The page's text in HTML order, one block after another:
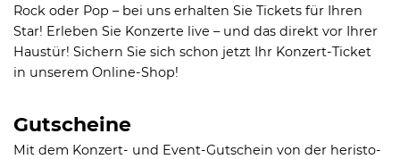
Rock oder Pop – bei uns erhalten Sie Tickets für Ihren
Star! Erleben Sie Konzerte live – und das direkt vor Ihrer
Haustür! Sichern Sie sich schon jetzt Ihr Konzert-Ticket
in unserem Online-Shop!
Gutscheine
Mit dem Konzert- und Event-Gutschein von der heristo-